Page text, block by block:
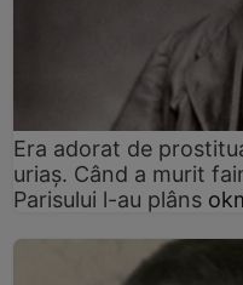
Era adorat de
uriaș. Când a murit
Parisului l-au plâns